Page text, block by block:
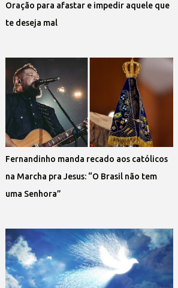
Oração para afastar e impedir aquele que
te deseja mal
Fernandinho manda recado aos católicos
na Marcha pra Jesus: “O Brasil não tem
uma Senhora”